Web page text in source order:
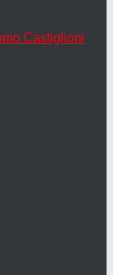
Castiglioni